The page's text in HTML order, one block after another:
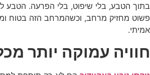
בתוך הטבע, בלי שיפוט, בלי הפרעה. הטבע
פשוט מחזיק מרחב, וכשהמרחב הזה בטוח
אמיתי.
חוויה עמוקה יותר